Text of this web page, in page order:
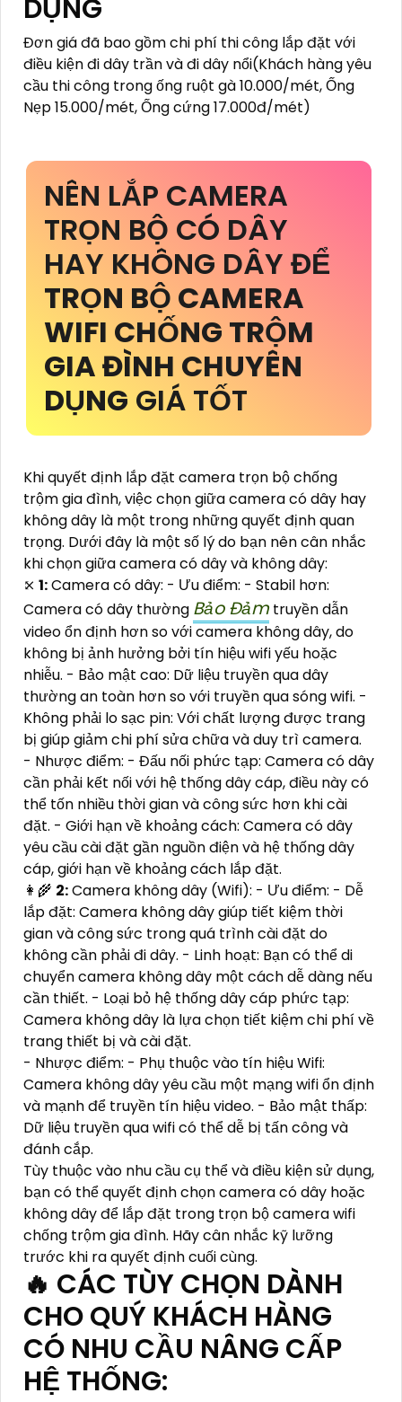
DỤNG
Đơn giá đã bao gồm chi phí thi công lắp đặt với
điều kiện đi dây trần và đi dây nổi(Khách hàng yêu
cầu thi công trong ống ruột gà 10.000/mét, Ống
Nẹp 15.000/mét, Ống cứng 17.000đ/mét)
NÊN LẮP CAMERA
TRỌN BỘ CÓ DÂY
HAY KHÔNG DÂY ĐỂ
TRỌN BỘ CAMERA
WIFI CHỐNG TRỘM
GIA ĐÌNH CHUYÊN
DỤNG GIÁ TỐT
Khi quyết định lắp đặt camera trọn bộ chống
trộm gia đình, việc chọn giữa camera có dây hay
không dây là một trong những quyết định quan
trọng. Dưới đây là một số lý do bạn nên cân nhắc
khi chọn giữa camera có dây và không dây:
⤪ 1:Camera có dây: - Ưu điểm: - Stabil hơn:
Camera có dây thường Bảo Đảm truyền dẫn
video ổn định hơn so với camera không dây, do
không bị ảnh hưởng bởi tín hiệu wifi yếu hoặc
nhiễu. - Bảo mật cao: Dữ liệu truyền qua dây
thường an toàn hơn so với truyền qua sóng wifi. -
Không phải lo sạc pin: Với chất lượng được trang
bị giúp giảm chi phí sửa chữa và duy trì camera.
- Nhược điểm: - Đấu nối phức tạp: Camera có dây
cần phải kết nối với hệ thống dây cáp, điều này có
thể tốn nhiều thời gian và công sức hơn khi cài
đặt. - Giới hạn về khoảng cách: Camera có dây
yêu cầu cài đặt gần nguồn điện và hệ thống dây
cáp, giới hạn về khoảng cách lắp đặt.
👩‍🌾 2:Camera không dây (Wifi): - Ưu điểm: - Dễ
lắp đặt: Camera không dây giúp tiết kiệm thời
gian và công sức trong quá trình cài đặt do
không cần phải đi dây. - Linh hoạt: Bạn có thể di
chuyển camera không dây một cách dễ dàng nếu
cần thiết. - Loại bỏ hệ thống dây cáp phức tạp:
Camera không dây là lựa chọn tiết kiệm chi phí về
trang thiết bị và cài đặt.
- Nhược điểm: - Phụ thuộc vào tín hiệu Wifi:
Camera không dây yêu cầu một mạng wifi ổn định
và mạnh để truyền tín hiệu video. - Bảo mật thấp:
Dữ liệu truyền qua wifi có thể dễ bị tấn công và
đánh cắp.
Tùy thuộc vào nhu cầu cụ thể và điều kiện sử dụng,
bạn có thể quyết định chọn camera có dây hoặc
không dây để lắp đặt trong trọn bộ camera wifi
chống trộm gia đình. Hãy cân nhắc kỹ lưỡng
trước khi ra quyết định cuối cùng.
🔥 CÁC TÙY CHỌN DÀNH
CHO QUÝ KHÁCH HÀNG
CÓ NHU CẦU NÂNG CẤP
HỆ THỐNG: